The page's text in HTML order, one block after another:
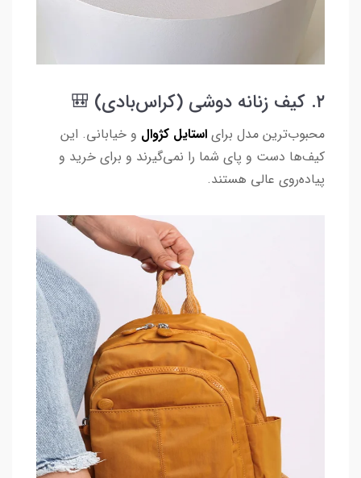
۲. کیف زنانه دوشی (کراس‌بادی) 🎒
محبوب‌ترین مدل برای استایل کژوال و خیابانی. این
کیف‌ها دست و پای شما را نمی‌گیرند و برای خرید و
پیاده‌روی عالی هستند.